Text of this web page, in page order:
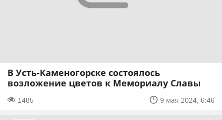
В Усть-Каменогорске состоялось
возложение цветов к Мемориалу Славы
1485 9 мая 2024, 6:46